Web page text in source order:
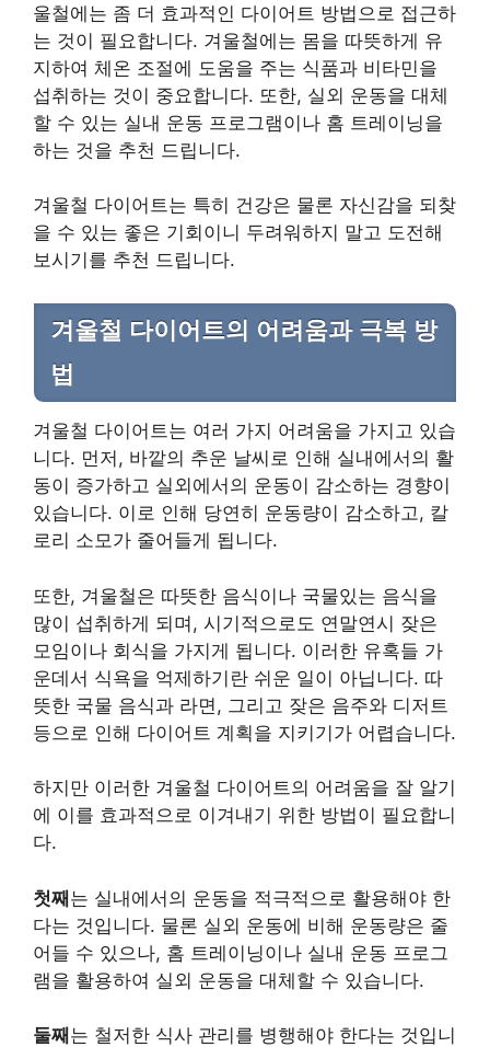
울철에는 좀 더 효과적인 다이어트 방법으로 접근하
는 것이 필요합니다. 겨울철에는 몸을 따뜻하게 유
지하여 체온 조절에 도움을 주는 식품과 비타민을
섭취하는 것이 중요합니다. 또한, 실외 운동을 대체
할 수 있는 실내 운동 프로그램이나 홈 트레이닝을
하는 것을 추천 드립니다.
겨울철 다이어트는 특히 건강은 물론 자신감을 되찾
을 수 있는 좋은 기회이니 두려워하지 말고 도전해
보시기를 추천 드립니다.
겨울철 다이어트의 어려움과 극복 방
법
겨울철 다이어트는 여러 가지 어려움을 가지고 있습
니다. 먼저, 바깥의 추운 날씨로 인해 실내에서의 활
동이 증가하고 실외에서의 운동이 감소하는 경향이
있습니다. 이로 인해 당연히 운동량이 감소하고, 칼
로리 소모가 줄어들게 됩니다.
또한, 겨울철은 따뜻한 음식이나 국물있는 음식을
많이 섭취하게 되며, 시기적으로도 연말연시 잦은
모임이나 회식을 가지게 됩니다. 이러한 유혹들 가
운데서 식욕을 억제하기란 쉬운 일이 아닙니다. 따
뜻한 국물 음식과 라면, 그리고 잦은 음주와 디저트
등으로 인해 다이어트 계획을 지키기가 어렵습니다.
하지만 이러한 겨울철 다이어트의 어려움을 잘 알기
에 이를 효과적으로 이겨내기 위한 방법이 필요합니
다.
첫째는 실내에서의 운동을 적극적으로 활용해야 한
다는 것입니다. 물론 실외 운동에 비해 운동량은 줄
어들 수 있으나, 홈 트레이닝이나 실내 운동 프로그
램을 활용하여 실외 운동을 대체할 수 있습니다.
둘째 는 철저한 식사 관리를 병행해야 한다는 것입니